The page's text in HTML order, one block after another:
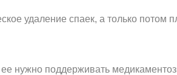
удаление спаек, а только потом
нужно поддерживать